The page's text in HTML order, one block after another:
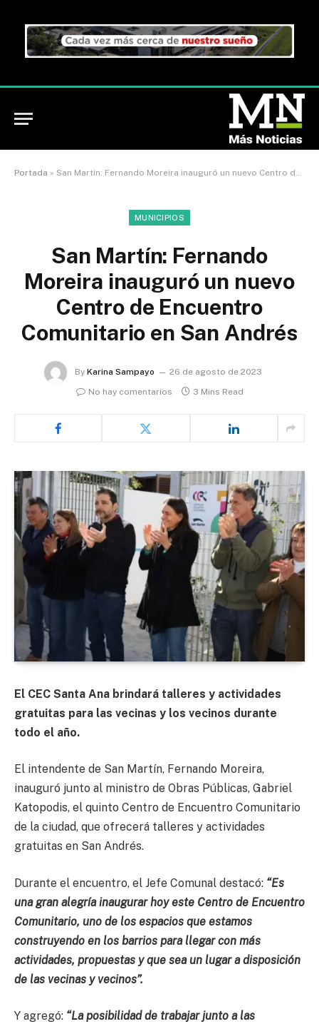
Portada » San Martín: Fernando Moreira inauguró un nuevo Centro de Encuentro Comunitario en San Andrés
MUNICIPIOS
San Martín: Fernando
Moreira inauguró un nuevo
Centro de Encuentro
Comunitario en San Andrés
By Karina Sampayo
26 de agosto de 2023
No hay comentarios
3 Mins Read
El CEC Santa Ana brindará talleres y actividades
gratuitas para las vecinas y los vecinos durante
todo el año.
El intendente de San Martín, Fernando Moreira,
inauguró junto al ministro de Obras Públicas, Gabriel
Katopodis, el quinto Centro de Encuentro Comunitario
de la ciudad, que ofrecerá talleres y actividades
gratuitas en San Andrés.
Durante el encuentro, el Jefe Comunal destacó: “Es
una gran alegría inaugurar hoy este Centro de Encuentro
Comunitario, uno de los espacios que estamos
construyendo en los barrios para llegar con más
actividades, propuestas y que sea un lugar a disposición
de las vecinas y vecinos”.
Y agregó: “La posibilidad de trabajar junto a las